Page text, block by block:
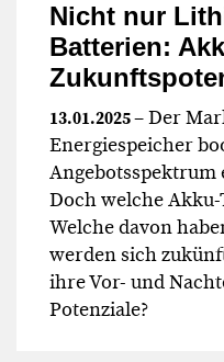
Nicht nur
Batterien:
13.01.2025– Der
Energiespeicher
Doch welche Akku-
Welche davon
werden sich
ihre Vor- und
Potenziale?